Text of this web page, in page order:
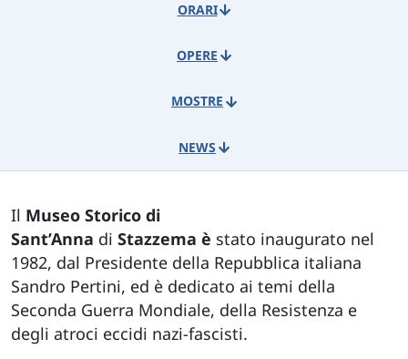
ORARI
OPERE
MOSTRE
NEWS
Il Museo Storico di
Sant’Anna di Stazzema è stato inaugurato nel
1982, dal Presidente della Repubblica italiana
Sandro Pertini, ed è dedicato ai temi della
Seconda Guerra Mondiale, della Resistenza e
degli atroci eccidi nazi-fascisti.